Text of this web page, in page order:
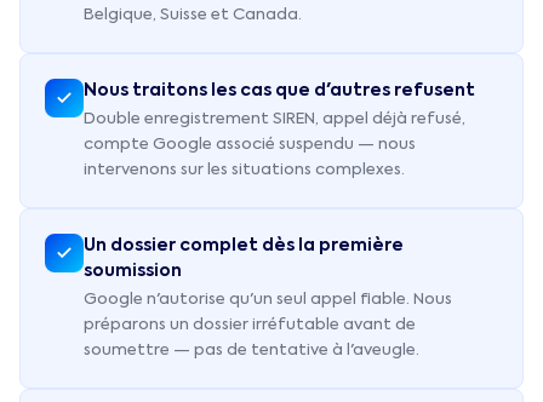
Belgique, Suisse et Canada.
Nous traitons les cas que d'autres refusent
Double enregistrement SIREN, appel déjà refusé,
compte Google associé suspendu — nous
intervenons sur les situations complexes.
Un dossier complet dès la première
soumission
Google n'autorise qu'un seul appel fiable. Nous
préparons un dossier irréfutable avant de
soumettre — pas de tentative à l'aveugle.